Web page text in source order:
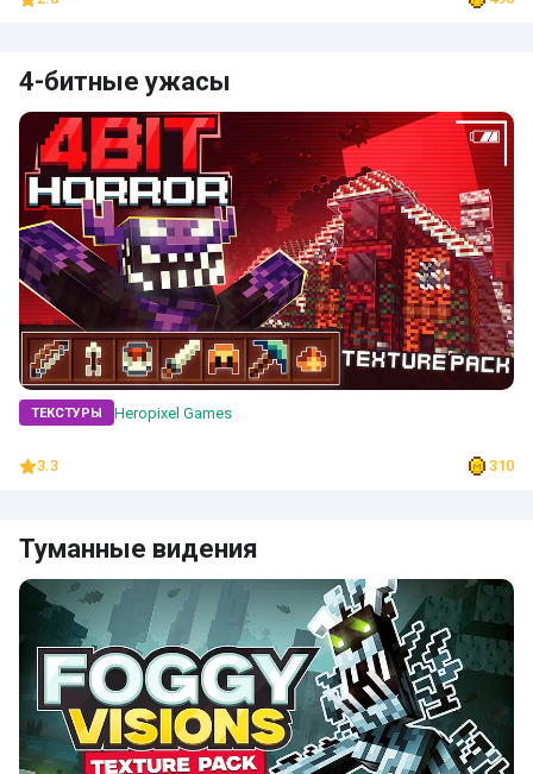
4-битные ужасы
ТЕКСТУРЫ Heropixel Games
3.3 310
Туманные видения